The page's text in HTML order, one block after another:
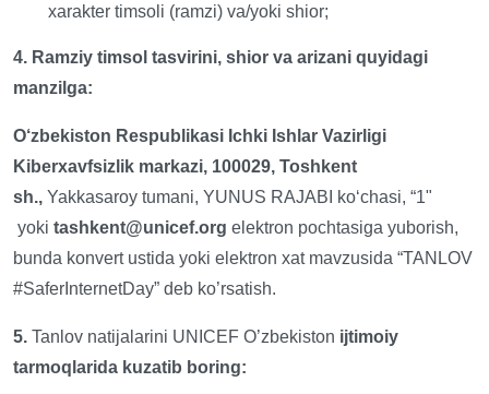
xarakter timsoli (ramzi) va/yoki shior;
4. Ramziy timsol tasvirini, shior va arizani quyidagi
manzilga:
O‘zbekiston Respublikasi Ichki Ishlar Vazirligi
Kiberxavfsizlik markazi, 100029, Toshkent
sh., Yakkasaroy tumani, YUNUS RAJABI ko‘chasi, “1"
yoki tashkent@unicef.org elektron pochtasiga yuborish,
bunda konvert ustida yoki elektron xat mavzusida “TANLOV
#SaferInternetDay” deb ko’rsatish.
5. Tanlov natijalarini UNICEF O’zbekiston ijtimoiy
tarmoqlarida kuzatib boring: